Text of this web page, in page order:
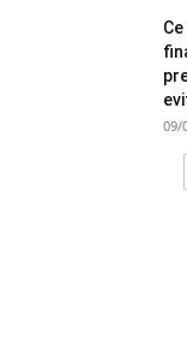
09/